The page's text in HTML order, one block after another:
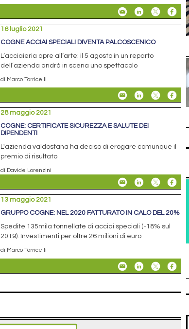
16 luglio 2021
COGNE ACCIAI SPECIALI DIVENTA PALCOSCENICO
L’acciaieria apre all’arte: il 5 agosto in un reparto
dell’azienda andrà in scena uno spettacolo
di Marco Torricelli
28 maggio 2021
COGNE: CERTIFICATE SICUREZZA E SALUTE DEI
DIPENDENTI
L'azienda valdostana ha deciso di erogare comunque il
premio di risultato
di Davide Lorenzini
13 maggio 2021
GRUPPO COGNE: NEL 2020 FATTURATO IN CALO DEL 20%
Spedite 135mila tonnellate di acciai speciali (-18% sul
2019). Investimenti per oltre 26 milioni di euro
di Marco Torricelli